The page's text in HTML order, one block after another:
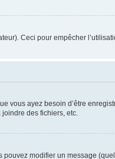
Ceci pour empêcher
vous ayez besoin d’être
joindre des fichiers, etc.
modifier un message